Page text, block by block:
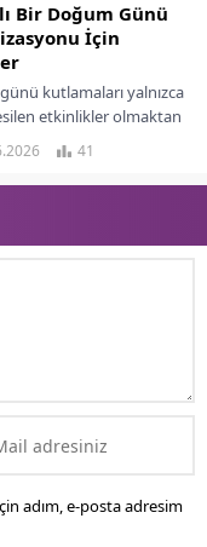
Bir Doğum Günü
İçin
kutlamaları yalnızca
etkinlikler olmaktan
hazırlık gerektiren
dönüşmüş
Özellikle son yıllarda
41
adım, e-posta adresim